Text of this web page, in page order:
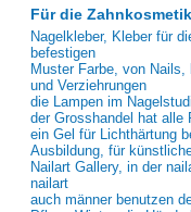
Für die
Nagelkleber, Kleber für
befestigen
Muster Farbe, von
und Verziehrungen
die Lampen im
der Grosshandel hat alle
ein Gel für Lichthärtung
Ausbildung, für
Nailart Gallery, in der
nailart
auch männer benutzen